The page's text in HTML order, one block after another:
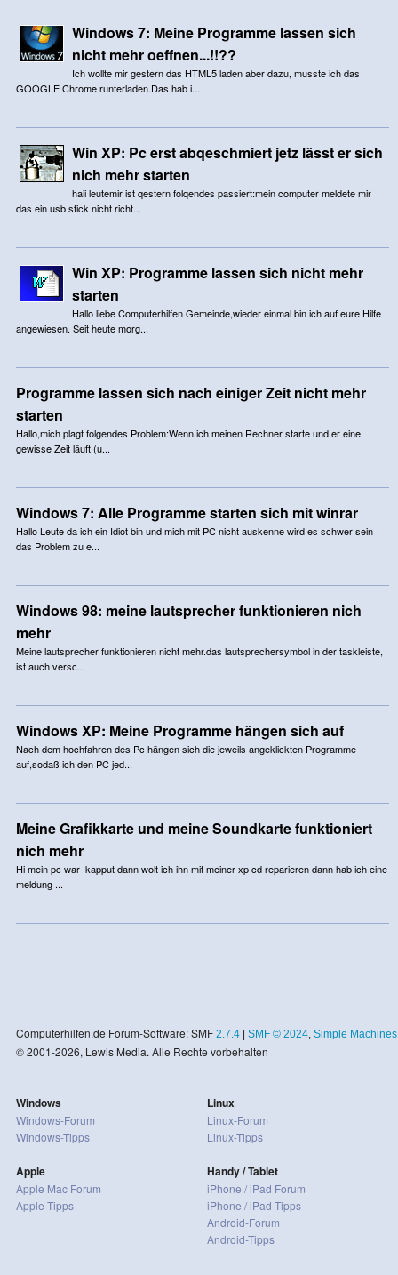
Windows 7: Meine Programme lassen sich
nicht mehr oeffnen...!!??
Ich wollte mir gestern das HTML5 laden aber dazu, musste ich das
GOOGLE Chrome runterladen.Das hab i...
Win XP: Pc erst abqeschmiert jetz lässt er sich
nich mehr starten
haii leutemir ist qestern folqendes passiert:mein computer meldete mir
das ein usb stick nicht richt...
Win XP: Programme lassen sich nicht mehr
starten
Hallo liebe Computerhilfen Gemeinde,wieder einmal bin ich auf eure Hilfe
angewiesen. Seit heute morg...
Programme lassen sich nach einiger Zeit nicht mehr
starten
Hallo,mich plagt folgendes Problem:Wenn ich meinen Rechner starte und er eine
gewisse Zeit läuft (u...
Windows 7: Alle Programme starten sich mit winrar
Hallo Leute da ich ein Idiot bin und mich mit PC nicht auskenne wird es schwer sein
das Problem zu e...
Windows 98: meine lautsprecher funktionieren nich
mehr
Meine lautsprecher funktionieren nicht mehr.das lautsprechersymbol in der taskleiste,
ist auch versc...
Windows XP: Meine Programme hängen sich auf
Nach dem hochfahren des Pc hängen sich die jeweils angeklickten Programme
auf,sodaß ich den PC jed...
Meine Grafikkarte und meine Soundkarte funktioniert
nich mehr
Hi mein pc war kapput dann wolt ich ihn mit meiner xp cd reparieren dann hab ich eine
meldung ...
Computerhilfen.de Forum-Software: SMF 2.7.4| SMF © 2024, Simple Machines
© 2001-2026, Lewis Media. Alle Rechte vorbehalten
Windows
Windows-Forum
Windows-Tipps
Apple
Apple Mac Forum
Apple Tipps
Linux
Linux-Forum
Linux-Tipps
Handy / Tablet
iPhone / iPad Forum
iPhone / iPad Tipps
Android-Forum
Android-Tipps